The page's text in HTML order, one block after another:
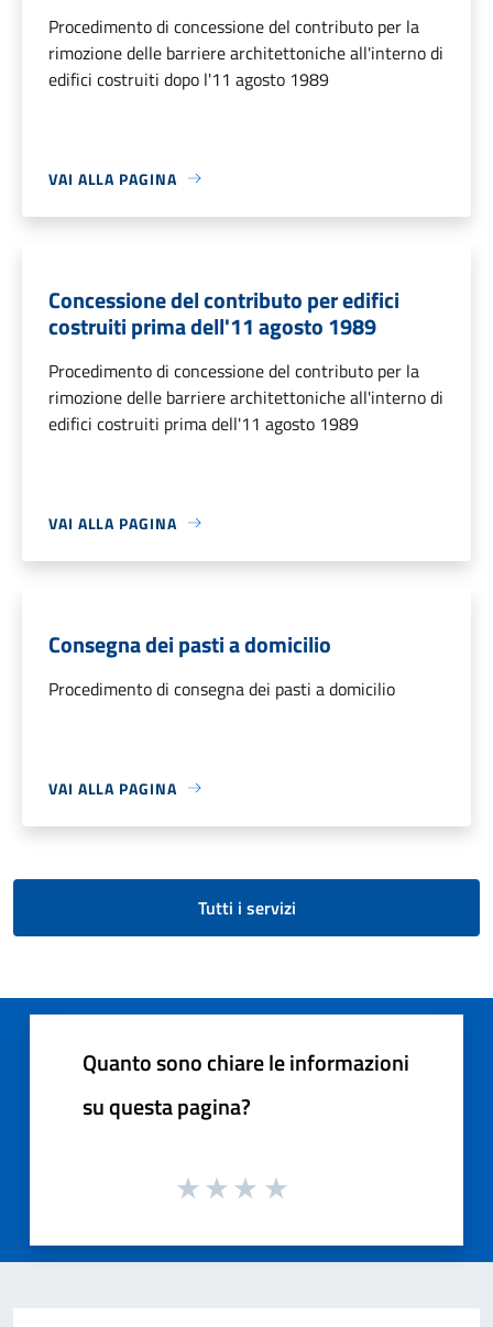
Procedimento di concessione del contributo per la
rimozione delle barriere architettoniche all'interno di
edifici costruiti dopo l'11 agosto 1989
VAI ALLA PAGINA
Concessione del contributo per edifici
costruiti prima dell'11 agosto 1989
Procedimento di concessione del contributo per la
rimozione delle barriere architettoniche all'interno di
edifici costruiti prima dell'11 agosto 1989
VAI ALLA PAGINA
Consegna dei pasti a domicilio
Procedimento di consegna dei pasti a domicilio
VAI ALLA PAGINA
Tutti i servizi
Quanto sono chiare le informazioni
su questa pagina?